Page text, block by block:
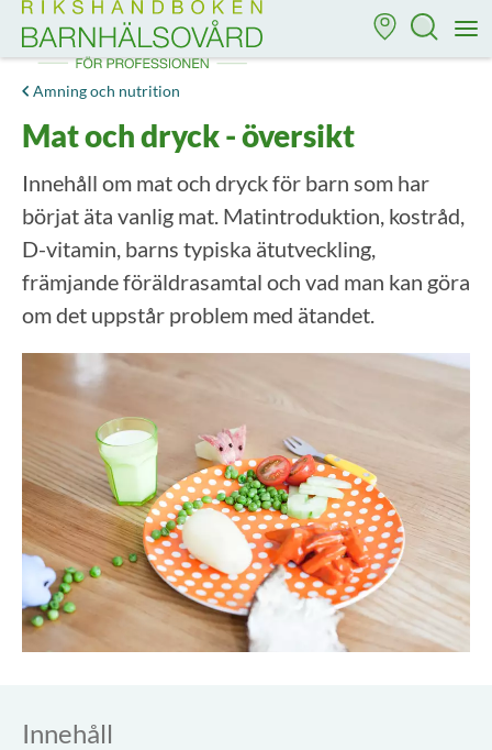
Till startsidan för Rikshandboken i barnhälsovård
Amning och nutrition
Mat och dryck - översikt
Innehåll om mat och dryck för barn som har
börjat äta vanlig mat. Matintroduktion, kostråd,
D-vitamin, barns typiska ätutveckling,
främjande föräldrasamtal och vad man kan göra
om det uppstår problem med ätandet.
Innehåll